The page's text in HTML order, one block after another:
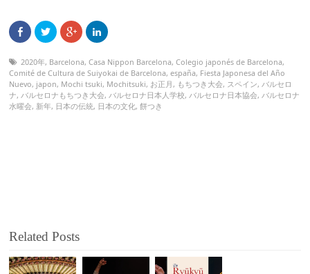
2020年, Barcelona,Casa Nippon Barcelona,Colegio japonés de Barcelona,
Comité de Cultura de Suiyokai de Barcelona,españa, Fiesta Japonesa del Año
Nuevo, japon, Mochi tsuki, Mochitsuki, お正月, もちつき大会, スペイン,バルセロ
ナ,バルセロナもちつき大会,バルセロナ日本人学校,バルセロナ日本協会,バルセロナ
水曜会, 新年, 日本の伝統, 日本の文化,餅つき
Related Posts